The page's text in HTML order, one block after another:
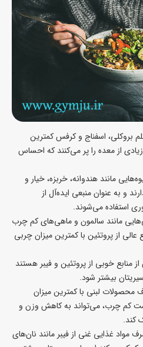
بروکلی، اسفناج و کرفس کمترین
از معده را پر می‌کنند که احساس
مانند هندوانه، خربزه، خیار و
و به عنوان منبعی ایده‌آل از
استفاده می‌شوند.
مانند سالمون و ماهی‌های کم چرب
عالی از پروتئین با کمترین میزان چربی
منابع خوبی از پروتئین و فیبر هستند
بیشتر شود.
محصولات لبنی با کمترین میزان
کم چرب، می‌تواند به کاهش وزن و
کند.
مواد غذایی غنی از فیبر مانند نان‌های